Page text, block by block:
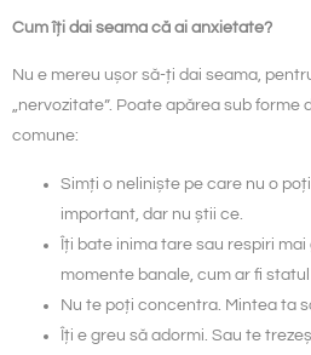
Cum îți dai seama că ai anxietate?
Nu e mereu ușor să-ți dai seama,
„nervozitate”. Poate apărea sub
comune:
Simți o neliniște pe care nu o
important, dar nu știi ce.
Îți bate inima tare sau respiri mai
momente banale, cum ar fi
Nu te poți concentra. Mintea ta
Îți e greu să adormi. Sau te